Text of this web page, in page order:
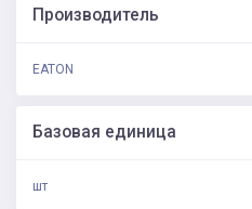
Производитель
EATON
Базовая единица
шт